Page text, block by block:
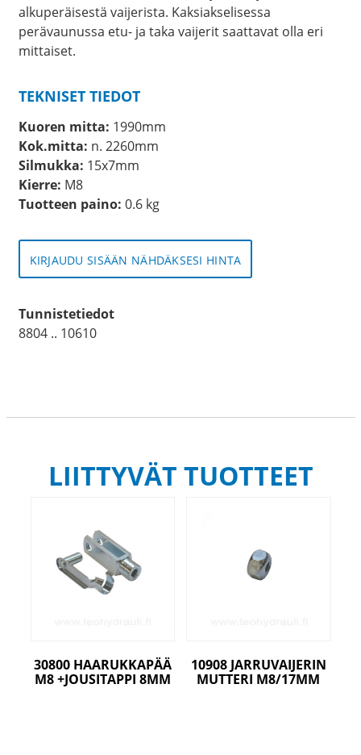
alkuperäisestä vaijerista. Kaksiakselisessa
perävaunussa etu- ja taka vaijerit saattavat olla eri
mittaiset.
TEKNISET TIEDOT
Kuoren mitta: 1990mm
Kok.mitta: n. 2260mm
Silmukka: 15x7mm
Kierre: M8
Tuotteen paino: 0.6 kg
KIRJAUDU SISÄÄN NÄHDÄKSESI HINTA
Tunnistetiedot
8804 .. 10610
LIITTYVÄT TUOTTEET
30800 HAARUKKAPÄÄ
M8 +JOUSITAPPI 8MM
10908 JARRUVAIJERIN
MUTTERI M8/17MM